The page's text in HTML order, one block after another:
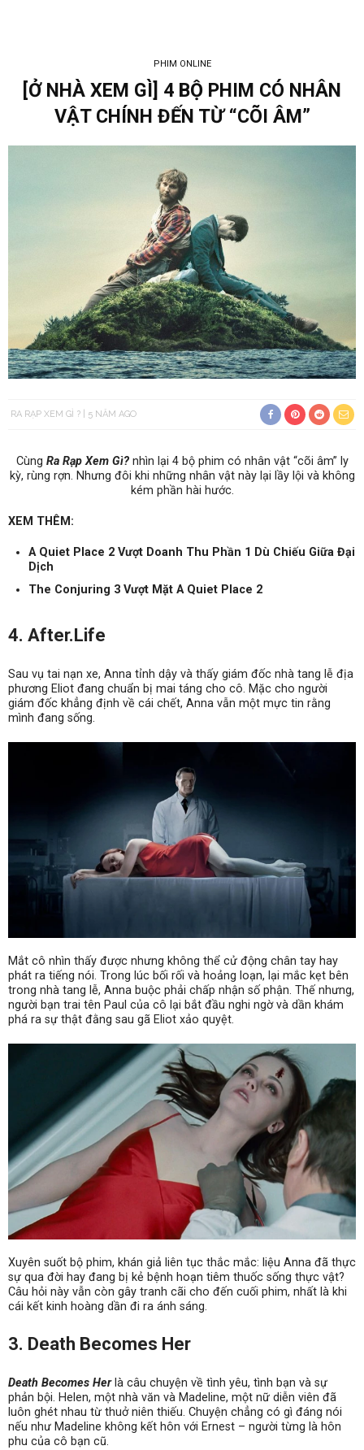
PHIM ONLINE
[Ở NHÀ XEM GÌ] 4 BỘ PHIM CÓ NHÂN
VẬT CHÍNH ĐẾN TỪ “CÕI ÂM”
RA RẠP XEM GÌ ? 5 NĂM AGO
Cùng Ra Rạp Xem Gì?nhìn lại 4 bộ phim có nhân vật “cõi âm” ly
kỳ, rùng rợn. Nhưng đôi khi những nhân vật này lại lầy lội và không
kém phần hài hước.
XEM THÊM:
A Quiet Place 2 Vượt Doanh Thu Phần 1 Dù Chiếu Giữa Đại
Dịch
The Conjuring 3 Vượt Mặt A Quiet Place 2
4. After.Life
Sau vụ tai nạn xe, Anna tỉnh dậy và thấy giám đốc nhà tang lễ địa
phương Eliot đang chuẩn bị mai táng cho cô. Mặc cho người
giám đốc khẳng định về cái chết, Anna vẫn một mực tin rằng
mình đang sống.
Mắt cô nhìn thấy được nhưng không thể cử động chân tay hay
phát ra tiếng nói. Trong lúc bối rối và hoảng loạn, lại mắc kẹt bên
trong nhà tang lễ, Anna buộc phải chấp nhận số phận. Thế nhưng,
người bạn trai tên Paul của cô lại bắt đầu nghi ngờ và dần khám
phá ra sự thật đằng sau gã Eliot xảo quyệt.
Xuyên suốt bộ phim, khán giả liên tục thắc mắc: liệu Anna đã thực
sự qua đời hay đang bị kẻ bệnh hoạn tiêm thuốc sống thực vật?
Câu hỏi này vẫn còn gây tranh cãi cho đến cuối phim, nhất là khi
cái kết kinh hoàng dần đi ra ánh sáng.
3. Death Becomes Her
Death Becomes Herlà câu chuyện về tình yêu, tình bạn và sự
phản bội. Helen, một nhà văn và Madeline, một nữ diễn viên đã
luôn ghét nhau từ thuở niên thiếu. Chuyện chẳng có gì đáng nói
nếu như Madeline không kết hôn với Ernest – người từng là hôn
phu của cô bạn cũ.